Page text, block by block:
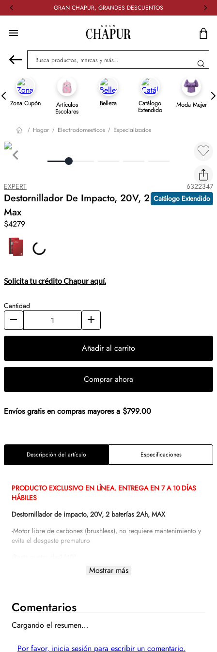
GRAN CHAPUR, GRANDES DESCUENTOS
Busca productos, marcas y más...
Zona Cupón Artículos
Escolares
Belleza Catálogo
Extendido
Moda Mujer
Hogar Electrodomesticos Especializados
Catálogo Extendido
EXPERT 6322347
Destornillador De Impacto, 20V, 2 Baterìas 2Ah,
Max
$4279
Solicita tu crédito Chapur aquí.
Cantidad
Añadir al carrito
Comprar ahora
Envíos gratis en compras mayores a $799.00
Descripción del artículo Especificaciones
PRODUCTO EXCLUSIVO EN LÍNEA. ENTREGA EN 7 A 10 DÍAS
HÁBILES
Destornillador de impacto, 20V, 2 baterías 2Ah, MAX
-Motor libre de carbones (brushless), no requiere mantenimiento y
evita el desgaste prematuro
-Sistema de batería compatible con familia Truper MAX
-Selector electrónico de 3 velocidades y torque para mayor
variedad de aplicaciones
Mostrar más
Comentarios
Cargando el resumen…
Por favor, inicia sesión para escribir un comentario.